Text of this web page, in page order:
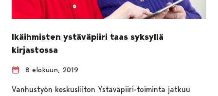
Ikäihmisten ystäväpiiri taas syksyllä
kirjastossa
8 elokuun, 2019
Vanhustyön keskusliiton Ystäväpiiri-toiminta jatkuu